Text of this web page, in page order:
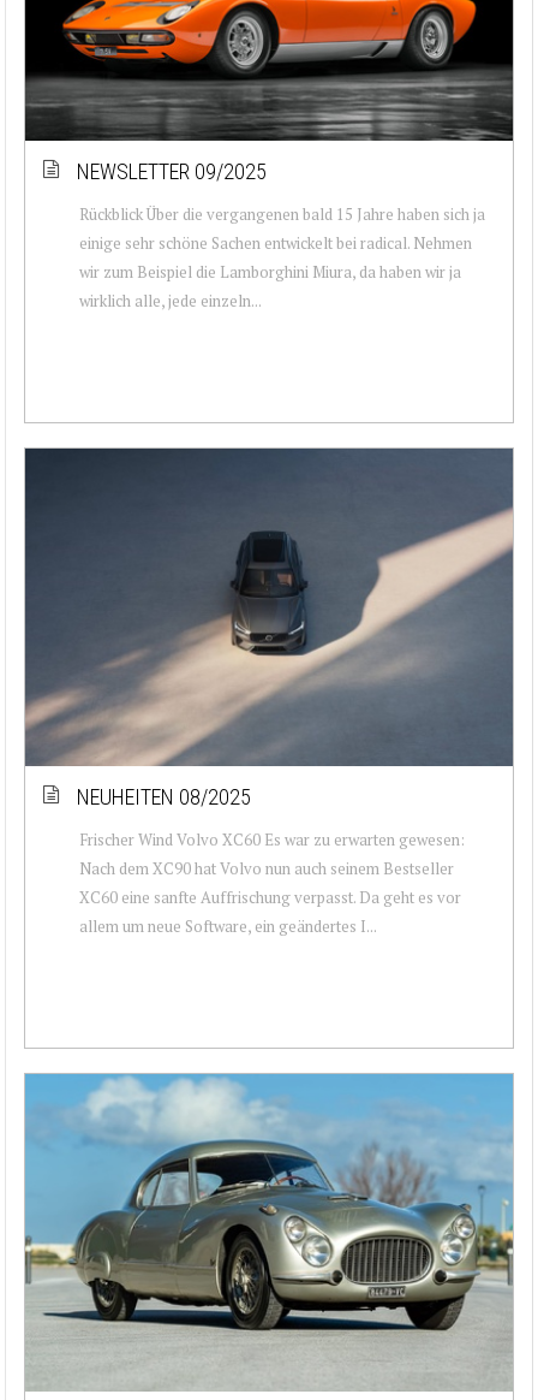
NEWSLETTER 09/2025
Rückblick Über die vergangenen bald 15 Jahre haben sich ja
einige sehr schöne Sachen entwickelt bei radical. Nehmen
wir zum Beispiel die Lamborghini Miura, da haben wir ja
wirklich alle, jede einzeln...
NEUHEITEN 08/2025
Frischer Wind Volvo XC60 Es war zu erwarten gewesen:
Nach dem XC90 hat Volvo nun auch seinem Bestseller
XC60 eine sanfte Auffrischung verpasst. Da geht es vor
allem um neue Software, ein geändertes I...